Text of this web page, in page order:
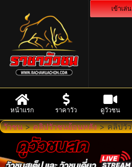
เข้าเล่น
หน้าแรก ราคาวัว ดูวัวชน
วัวชน>คลิปวัวชนย้อนหลัง>คลิปวั